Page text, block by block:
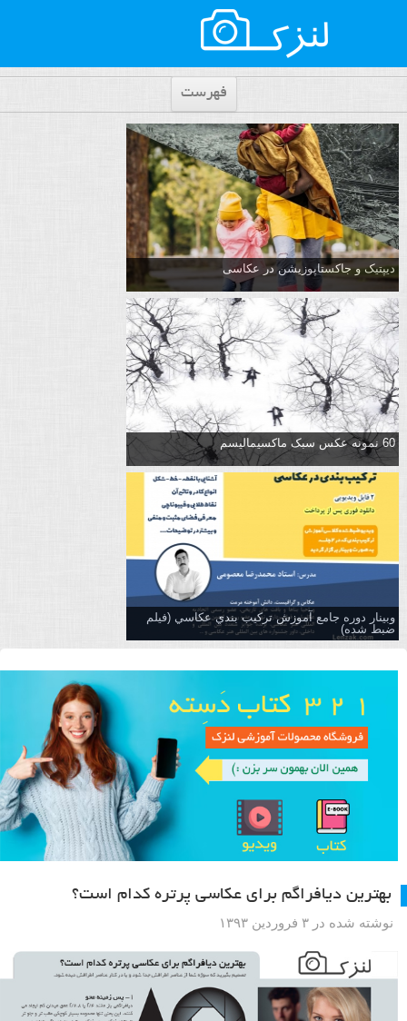
فهرست
دیپتیک و جاکستا‌پوزیشن در عکاسی
60 نمونه عکس سبک ماکسیمالیسم
وبینار دوره جامع آموزش تركيب بندي عكاسي (فیلم
ضبط شده)
بهترین دیافراگم برای عکاسی پرتره کدام است؟
نوشته شده در ۳ فروردین ۱۳۹۳